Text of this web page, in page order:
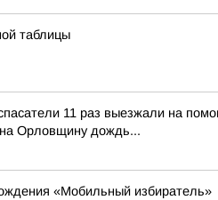
таблицы
11 раз выезжали на
Орловщину дождь...
«Мобильный избиратель»